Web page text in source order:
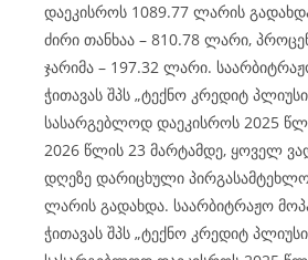
დაეკისროს 1089.77 ლარის
ძირი თანხაა – 810.78 ლარი,
ჯარიმა – 197.32 ლარი.
ჭითავას შპს „ტექნო კრედიტ
სასარგებლოდ დაეკისროს 2025
2026 წლის 23 მარტამდე, ყოველ
დღეზე დარიცხული
ლარის გადახდა. საარბიტრაჟო
ჭითავას შპს „ტექნო კრედიტ